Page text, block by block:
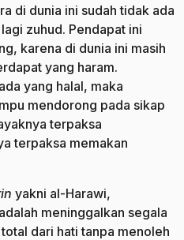
di dunia ini sudah tidak ada
zuhud. Pendapat ini
karena di dunia ini masih
yang haram.
yang halal, maka
mendorong pada sikap
terpaksa
terpaksa memakan
yakni al-Harawi,
meninggalkan segala
dari hati tanpa menoleh